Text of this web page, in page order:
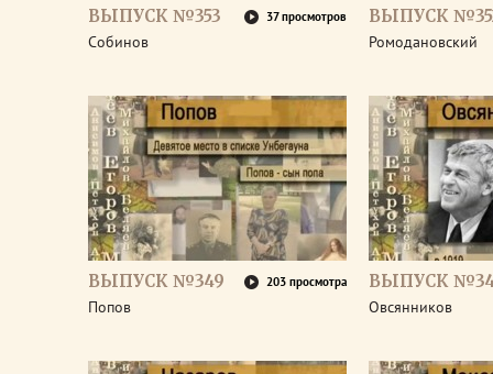
ВЫПУСК №353 37 просмотров
Собинов
ВЫПУСК
Ромодановский
ВЫПУСК №349 203 просмотра
Попов
ВЫПУСК
Овсянников